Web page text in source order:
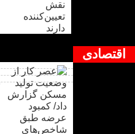
اقتصادی